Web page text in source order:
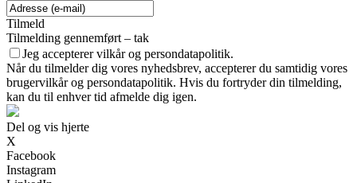
Tilmeld
Tilmelding gennemført – tak
Jeg accepterer vilkår og persondatapolitik.
Når du tilmelder dig vores nyhedsbrev, accepterer du samtidig vores
brugervilkår og persondatapolitik. Hvis du fortryder din tilmelding,
kan du til enhver tid afmelde dig igen.
Del og vis hjerte
X
Facebook
Instagram